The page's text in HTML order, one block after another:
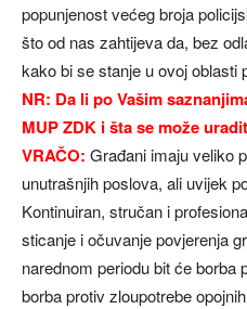
popunjenost većeg broja
što od nas zahtijeva da, bez
kako bi se stanje u ovoj oblasti
NR: Da li po Vašim
MUP ZDK i šta se može
VRAČO: Građani imaju veliko
unutrašnjih poslova, ali uvijek
Kontinuiran, stručan i
sticanje i očuvanje povjerenja
narednom periodu bit će borba
borba protiv zloupotrebe